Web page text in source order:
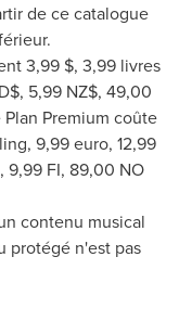
de ce catalogue
3,99 $, 3,99 livres
, 5,99 NZ$, 49,00
Premium coûte
9,99 euro, 12,99
9,99 FI, 89,00 NO
contenu musical
protégé n'est pas